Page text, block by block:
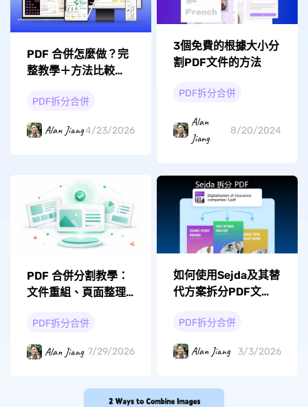
PDF 合併怎麼做？完
整教學＋方法比較
PDF拆分合併
Alan Jiang4/23/2026
3個免費的根據大小分
割PDF文件的方法
PDF拆分合併
Alan
Jiang
8/20/2024
PDF 合併分割教學：
文件重組、頁面整理
PDF拆分合併
Alan Jiang 7/29/2026
如何使用Sejda及其替
代方案拆分PDF文
PDF拆分合併
Alan Jiang 3/3/2026